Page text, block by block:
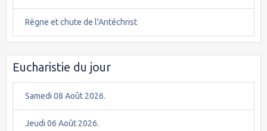
Règne et chute de l'Antéchrist
Eucharistie du jour
Samedi 08 Août 2026.
Jeudi 06 Août 2026.